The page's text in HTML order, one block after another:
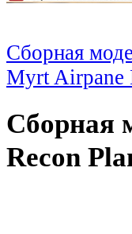
Сборная
Myrt
Сборная
Recon